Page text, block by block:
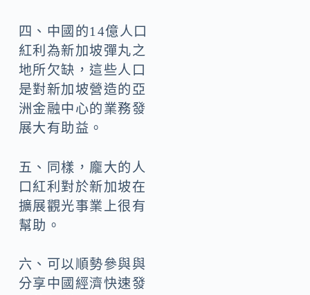
四、中國的14億人口
紅利為新加坡彈丸之
地所欠缺，這些人口
是對新加坡營造的亞
洲金融中心的業務發
展大有助益。
五、同樣，龐大的人
口紅利對於新加坡在
擴展觀光事業上很有
幫助。
六、可以順勢參與與
分享中國經濟快速發